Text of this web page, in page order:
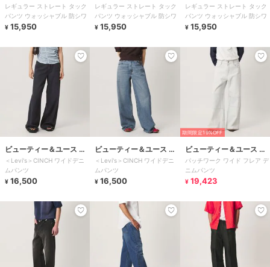
ナイテッドアローズ
レギュラー ストレート タック
パンツ ウォッシャブル 防シワ
¥ 15,950
ナイテッドアローズ
レギュラー ストレート タック
パンツ ウォッシャブル 防シワ
¥ 15,950
ナイテッドアローズ
レギュラー ストレート タック
パンツ ウォッシャブル 防シワ
¥ 15,950
ビューティー＆ユース ユ
ナイテッドアローズ
＜Levi's＞CINCH ワイドデニ
ムパンツ
¥ 16,500
ビューティー＆ユース ユ
ナイテッドアローズ
＜Levi's＞CINCH ワイドデニ
ムパンツ
¥ 16,500
期間限定19%OFF
ビューティー＆ユース ユ
ナイテッドアローズ
パッチワーク ワイド フレア デ
ニムパンツ
¥ 19,423